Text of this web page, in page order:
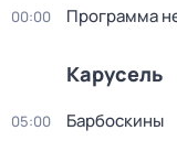
00:00 Программа
Карусель
05:00 Барбоскины